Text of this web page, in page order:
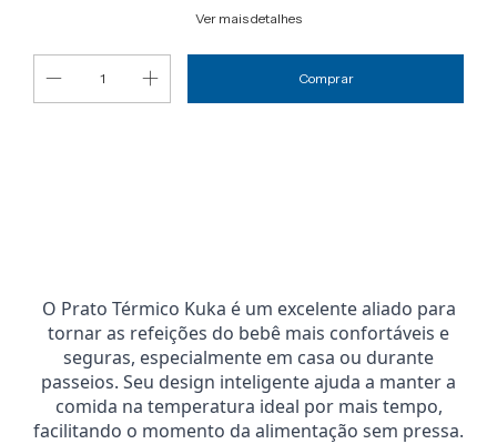
Ver mais detalhes
O Prato Térmico Kuka é um excelente aliado para
tornar as refeições do bebê mais confortáveis e
seguras, especialmente em casa ou durante
passeios. Seu design inteligente ajuda a manter a
comida na temperatura ideal por mais tempo,
facilitando o momento da alimentação sem pressa.